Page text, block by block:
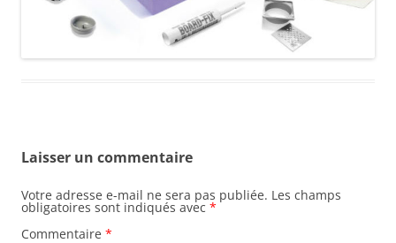
Laisser un commentaire
Votre adresse e-mail ne sera pas publiée. Les champs
obligatoires sont indiqués avec *
Commentaire *